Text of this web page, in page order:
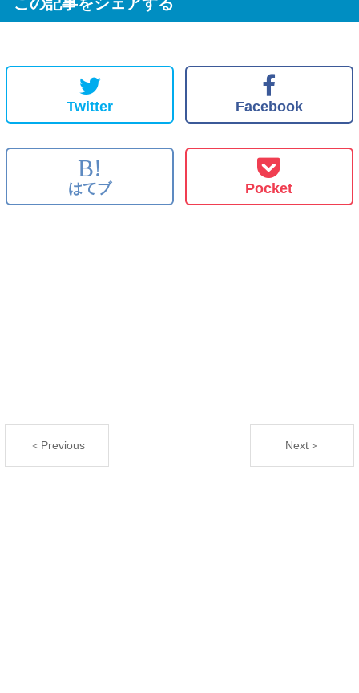
Twitter Facebook
B!
はてブ Pocket
＜Previous Next＞